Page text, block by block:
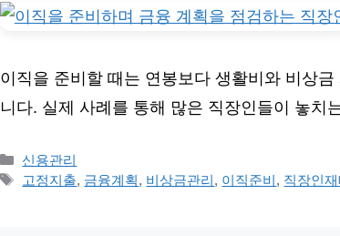
이직을 준비할 때는 연봉보다 생활비와 비상
니다. 실제 사례를 통해 많은 직장인들이 놓치
카
테
신용관리
태
고정지출, 금융계획, 비상금관리, 이직준비, 직장인